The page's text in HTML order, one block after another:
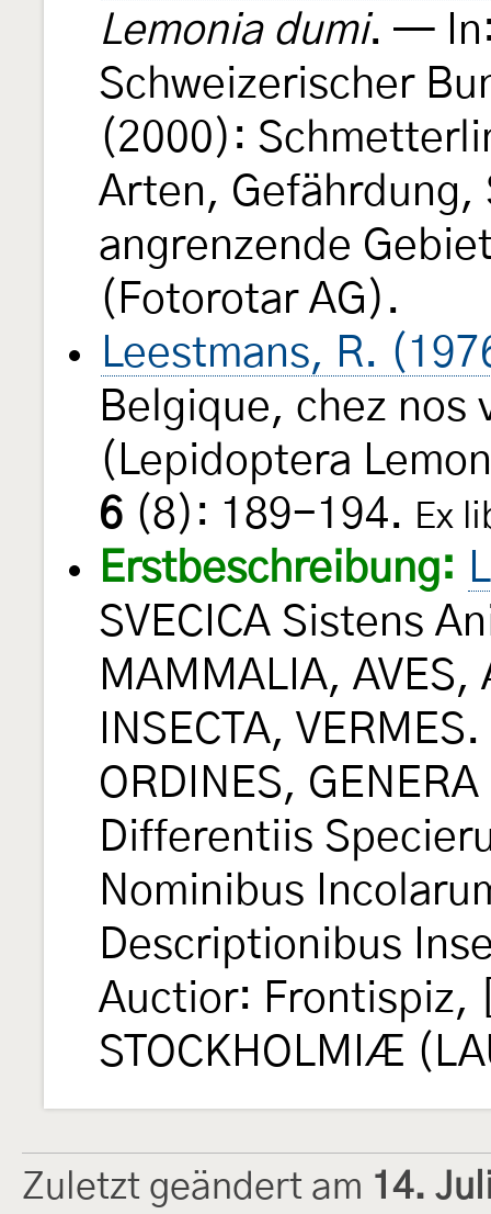
Lemonia dumi. —
Schweizerischer
(2000):
Arten, Gefährdung,
angrenzende
(Fotorotar AG).
Leestmans, R.
Belgique, chez nos
(Lepidoptera
6 (8): 189-194. Ex
Erstbeschreibung:
SVECICA Sistens
MAMMALIA, AVES,
INSECTA,
ORDINES,
Differentiis
Nominibus
Descriptionibus
Auctior:
STOCKHOLMIÆ
Zuletzt geändert am 14.